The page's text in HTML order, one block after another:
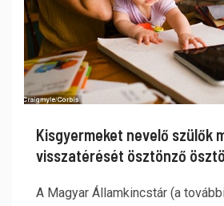
Kisgyermeket nevelő szülők
visszatérését ösztönző
A Magyar Államkincstár (a